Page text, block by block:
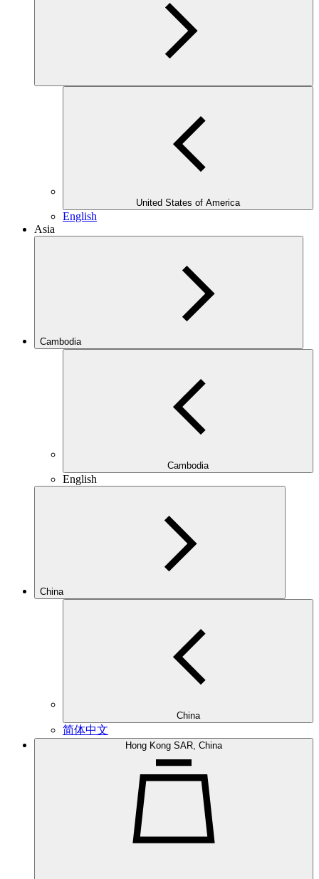
United States of America
English
Asia
Cambodia
Cambodia
English
China
China
简体中文
Hong Kong SAR, China